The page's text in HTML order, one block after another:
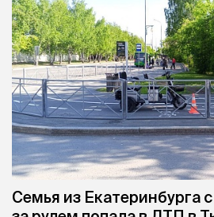
Семья из Екатеринбурга